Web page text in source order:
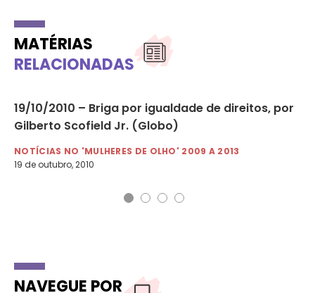
MATÉRIAS
RELACIONADAS
19/10/2010 – Briga por igualdade de direitos, por
Gilberto Scofield Jr. (Globo)
NOTÍCIAS NO 'MULHERES DE OLHO' 2009 A 2013
19 de outubro, 2010
NAVEGUE POR